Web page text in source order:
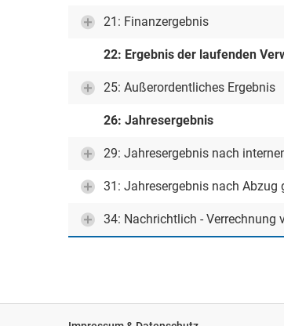
21: Finanzergebnis
22: Ergebnis der laufenden
25: Außerordentliches Ergebnis
26: Jahresergebnis
29: Jahresergebnis nach
31: Jahresergebnis nach
34: Nachrichtlich - Verrechnung